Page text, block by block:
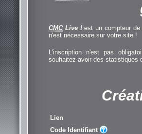
CMCLive !est un compteur de
n'est nécessaire sur votre site !
L'inscription n'est pas
souhaitez avoir des statistiques
Lien
Code Identifiant